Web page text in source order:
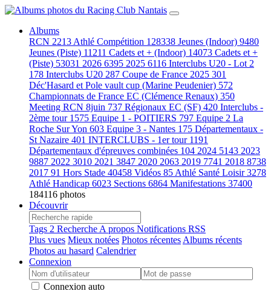
Albums
RCN 2213 Athlé Compétition 128338 Jeunes (Indoor) 9480
Jeunes (Piste) 11211 Cadets et + (Indoor) 14073 Cadets et +
(Piste) 53031 2026 6395 2025 6116 Interclubs U20 - Lot 2
178 Interclubs U20 287 Coupe de France 2025 301
Déc'Hasard et Pole vault cup (Marine Peudenier) 572
Championnats de France EC (Clémence Renaux) 350
Meeting RCN 8juin 737 Régionaux EC (SF) 420 Interclubs -
2ème tour 1575 Equipe 1 - POITIERS 797 Equipe 2 La
Roche Sur Yon 603 Equipe 3 - Nantes 175 Départementaux -
St Nazaire 401 INTERCLUBS - 1er tour 1191
Départementaux d'épreuves combinées 104 2024 5143 2023
9887 2022 3010 2021 3847 2020 2063 2019 7741 2018 8738
2017 91 Hors Stade 40458 Vidéos 85 Athlé Santé Loisir3278
Athlé Handicap 6023 Sections 6864 Manifestations 37400
184116 photos
Découvrir
Tags 2 Recherche A propos Notifications RSS
Plus vues Mieux notées Photos récentes Albums récents
Photos au hasard Calendrier
Connexion
Connexion auto